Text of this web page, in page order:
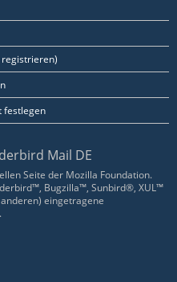
registrieren)
festlegen
Mail DE
Seite der Mozilla Foundation.
Bugzilla™, Sunbird®, XUL™
eingetragene